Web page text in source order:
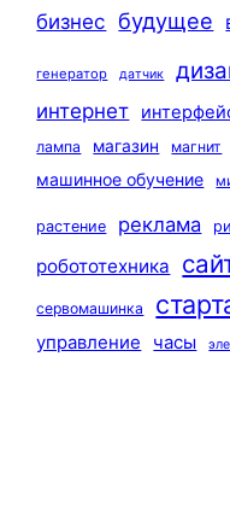
бизнес будущее
генератор датчик
интернет
лампа
магазин магнит
машинное обучение
растение реклама
робототехника
сервомашинка
управление часы